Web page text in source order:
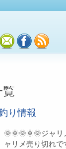
mail facebook
覧
り情報
🌞🌞🌞🌞🌞ジャ
ャリメ売り切れ